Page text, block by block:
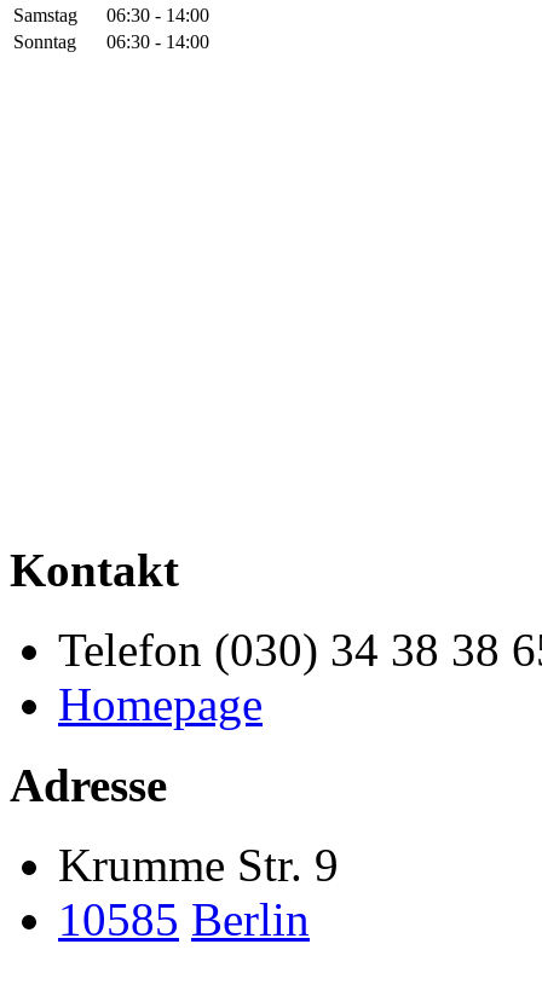
Samstag
06:30 - 14:00
Sonntag
06:30 - 14:00
Kontakt
Telefon (030) 34 38 38
Homepage
Adresse
Krumme Str. 9
10585 Berlin